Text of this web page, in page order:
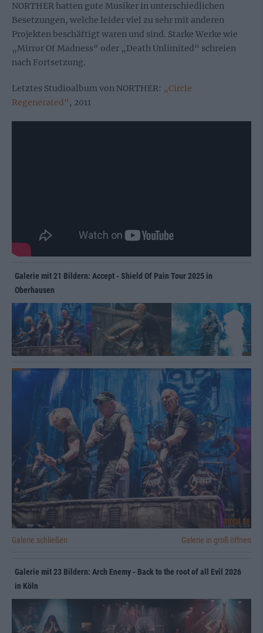
NORTHER hatten gute Musiker in unterschiedlichen
Besetzungen, welche leider viel zu sehr mit anderen
Projekten beschäftigt waren und sind. Starke Werke wie
„Mirror Of Madness“ oder „Death Unlimited“ schreien
nach Fortsetzung.
Letztes Studioalbum von NORTHER: „Circle
Regenerated“ , 2011
Galerie mit 21 Bildern: Accept - Shield Of Pain Tour 2025 in
Oberhausen
Galerie schließen Galerie in groß öffnen
Galerie mit 23 Bildern: Arch Enemy - Back to the root of all Evil 2026
in Köln